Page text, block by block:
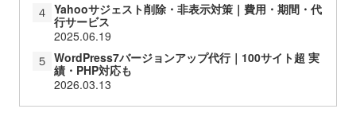
４ Yahooサジェスト削除・非表示対策｜費用・期間・代
行サービス
2025.06.19
５ WordPress7バージョンアップ代行｜100サイト超 実
績・PHP対応も
2026.03.13